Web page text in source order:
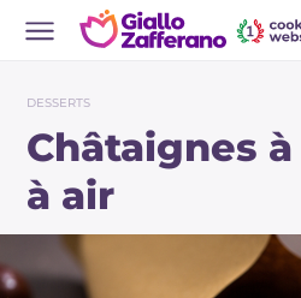
DESSERTS
Châtaignes
à air